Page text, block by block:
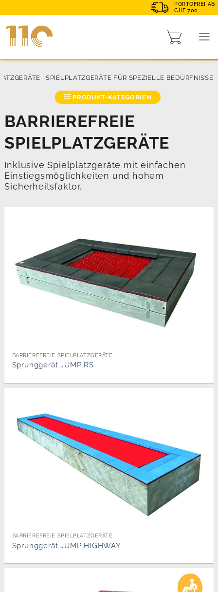
PORTOFREI AB
CHF 700
|SPIELPLATZGERÄTE FÜR SPEZIELLE BEDÜRFNISSE
PRODUKT-KATEGORIEN
BARRIEREFREIE
SPIELPLATZGERÄTE
Inklusive Spielplatzgeräte mit einfachen
Einstiegsmöglichkeiten und hohem
Sicherheitsfaktor.
BARRIEREFREIE SPIELPLATZGERÄTE
Sprunggerät JUMP RS
BARRIEREFREIE SPIELPLATZGERÄTE
Sprunggerät JUMP HIGHWAY